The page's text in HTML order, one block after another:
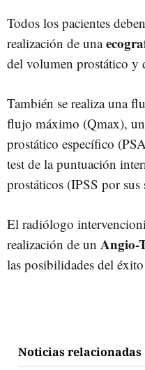
Todos los pacientes
realización de una
del volumen prostático y
También se realiza una
flujo máximo (Qmax),
prostático específico
test de la puntuación
prostáticos (IPSS por sus
El radiólogo
realización de un Angio-
las posibilidades del
Noticias relacionadas